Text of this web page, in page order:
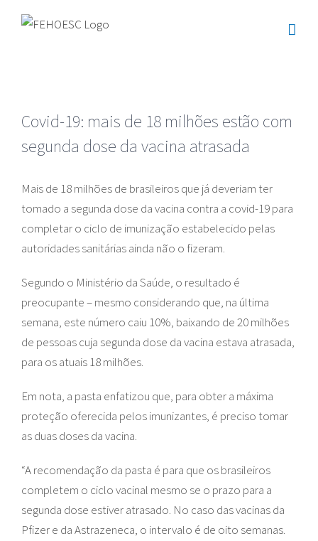
Covid-19: mais de 18 milhões estão com
segunda dose da vacina atrasada
Mais de 18 milhões de brasileiros que já deveriam ter
tomado a segunda dose da vacina contra a covid-19 para
completar o ciclo de imunização estabelecido pelas
autoridades sanitárias ainda não o fizeram.
Segundo o Ministério da Saúde, o resultado é
preocupante – mesmo considerando que, na última
semana, este número caiu 10%, baixando de 20 milhões
de pessoas cuja segunda dose da vacina estava atrasada,
para os atuais 18 milhões.
Em nota, a pasta enfatizou que, para obter a máxima
proteção oferecida pelos imunizantes, é preciso tomar
as duas doses da vacina.
“A recomendação da pasta é para que os brasileiros
completem o ciclo vacinal mesmo se o prazo para a
segunda dose estiver atrasado. No caso das vacinas da
Pfizer e da Astrazeneca, o intervalo é de oito semanas.